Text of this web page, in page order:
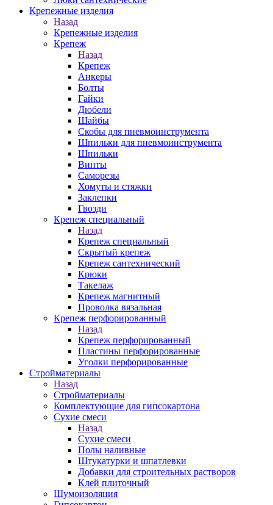
Крепежные изделия
Назад
Крепежные изделия
Крепеж
Назад
Крепеж
Анкеры
Болты
Гайки
Дюбели
Шайбы
Скобы для пневмоинструмента
Шпильки для пневмоинструмента
Шпильки
Винты
Саморезы
Хомуты и стяжки
Заклепки
Гвозди
Крепеж специальный
Назад
Крепеж специальный
Скрытый крепеж
Крепеж сантехнический
Крюки
Такелаж
Крепеж магнитный
Проволка вязальная
Крепеж перфорированный
Назад
Крепеж перфорированный
Пластины перфорированные
Уголки перфорированные
Стройматериалы
Назад
Стройматериалы
Комплектующие для гипсокартона
Сухие смеси
Назад
Сухие смеси
Полы наливные
Штукатурки и шпатлевки
Добавки для строительных растворов
Клей плиточный
Шумоизоляция